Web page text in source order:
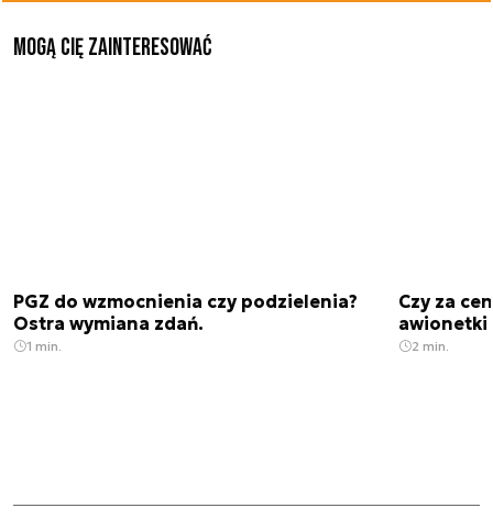
Mogą Cię zainteresować
PGZ do wzmocnienia czy podzielenia?
Ostra wymiana zdań.
1 min.
Czy za
awionetki
2 min.